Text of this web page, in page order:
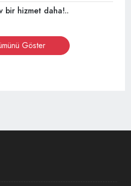
bir hizmet daha!..
Göster